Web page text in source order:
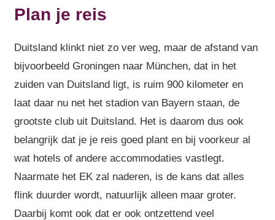
Plan je reis
Duitsland klinkt niet zo ver weg, maar de afstand van
bijvoorbeeld Groningen naar München, dat in het
zuiden van Duitsland ligt, is ruim 900 kilometer en
laat daar nu net het stadion van Bayern staan, de
grootste club uit Duitsland. Het is daarom dus ook
belangrijk dat je je reis goed plant en bij voorkeur al
wat hotels of andere accommodaties vastlegt.
Naarmate het EK zal naderen, is de kans dat alles
flink duurder wordt, natuurlijk alleen maar groter.
Daarbij komt ook dat er ook ontzettend veel